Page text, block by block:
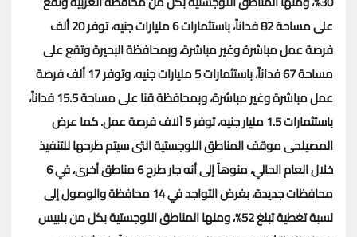
على مساحة 82 فداناً، باستثمارات 6 مليارات جنيه، توفر 20 ألف
فرصة عمل مباشرة وغير مباشرة، وبمحافظة البحيرة وتقع على
مساحة 67 فداناً، باستثمارات 5 مليارات جنيه، وتوفر 17 ألف فرصة
عمل مباشرة وغير مباشرة، وبمحافظة قنا على مساحة 15.5 فداناً،
باستثمارات 1.5 مليار جنيه، توفر 5 آلاف فرصة عمل
.كما عرض
المصيلحى موقف المناطق اللوجستية التى سيتم طرحها للتنفيذ
خلال العام الحالي، منوهاً إلى أنه جار طرح 6 مناطق أخرى، في 6
محافظات جديدة، بغرض التواجد في 14 محافظة والوصول إلى
نسبة تغطية تبلغ 52%، ومنها المناطق اللوجستية بكل من بلبيس